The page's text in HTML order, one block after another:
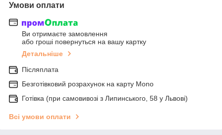
Умови оплати
Ви отримаєте замовлення
або гроші повернуться на вашу картку
Детальніше
Післяплата
Безготівковий розрахунок на карту Mono
Готівка (при самовивозі з Липинського, 58 у Львові)
Всі умови оплати